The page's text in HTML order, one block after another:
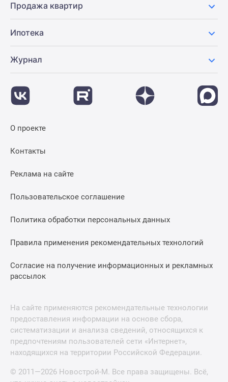
Продажа квартир
Ипотека
Журнал
О проекте
Контакты
Реклама на сайте
Пользовательское соглашение
Политика обработки персональных данных
Правила применения рекомендательных технологий
Согласие на получение информационных и рекламных
рассылок
На сайте применяются рекомендательные технологии
предоставления информации на основе сбора,
систематизации и анализа сведений, относящихся к
предпочтениям пользователей сети «Интернет»,
находящихся на территории Российской Федерации.
© 2011—2026 Новострой-М. Все права защищены. Всё,